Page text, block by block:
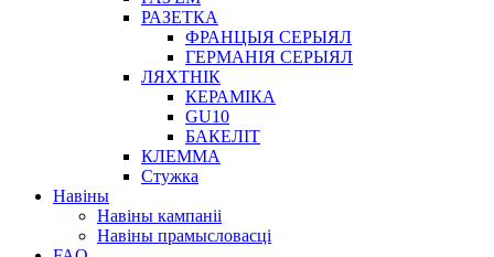
РАЗЕТКА
ФРАНЦЫЯ СЕРЫЯЛ
ГЕРМАНІЯ СЕРЫЯЛ
ЛЯХТНІК
КЕРАМІКА
GU10
БАКЕЛІТ
КЛЕММА
Стужка
Навіны
Навіны кампаніі
Навіны прамысловасці